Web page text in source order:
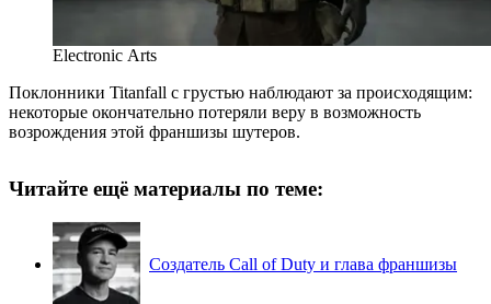
Electronic Arts
Поклонники Titanfall с грустью наблюдают за происходящим:
некоторые окончательно потеряли веру в возможность
возрождения этой франшизы шутеров.
Читайте ещё материалы по теме:
Создатель Call of Duty и глава франшизы